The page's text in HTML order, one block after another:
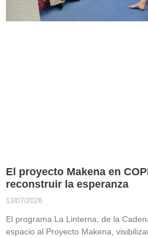
El proyecto Makena en
reconstruir la esperanza
13/07/2026
El programa La Linterna, de la
espacio al Proyecto Makena,